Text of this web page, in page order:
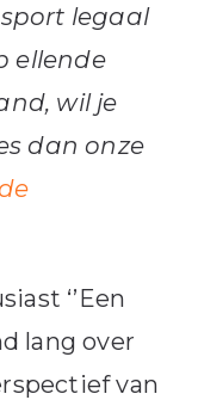
legaal
ellende
wil je
dan onze
‘’Een
lang over
van